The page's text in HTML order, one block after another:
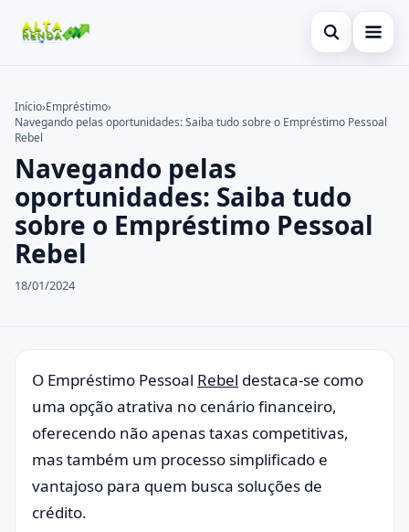
Abrir busca
Cartão de Crédito
Consignado
Conta Digital
Empréstimo
Finanças
Buscar no site
Buscar por:
Pressione Enter para buscar ou ESC para fechar.
Início›Empréstimo›
Navegando pelas oportunidades: Saiba tudo sobre o Empréstimo Pessoal
Rebel
Navegando pelas
oportunidades: Saiba tudo
sobre o Empréstimo Pessoal
Rebel
18/01/2024
O Empréstimo Pessoal Rebel destaca-se como
uma opção atrativa no cenário financeiro,
oferecendo não apenas taxas competitivas,
mas também um processo simplificado e
vantajoso para quem busca soluções de
crédito.